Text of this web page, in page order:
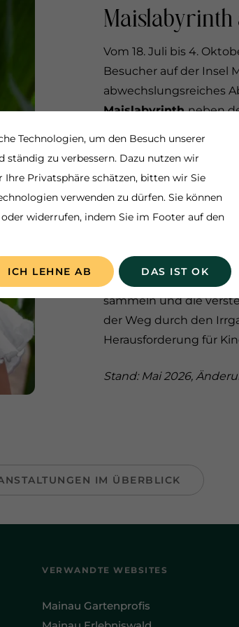
Technologien, um den Besuch unserer
zu verbessern. Dazu nutzen wir
Privatsphäre schätzen, bitten wir Sie
verwenden zu dürfen. Sie können
widerrufen, indem Sie im Footer auf den
ICH LEHNE AB DAS IST OK
Vom 18. Juli bis 4.
Besucher auf der Insel
abwechslungsreiches
Maislabyrinthneben
Auf einer Fläche von
Irrgartendazu ein, sich
zuverirren und die
Doch keine Sorge:
den richtigen Weg
Das Maislabyrinth ist
An mehreren
sammeln und die
der Weg durch den
Herausforderung für
Stand: Mai 2026,
IM ÜBERBLICK
VERWANDTE WEBSITES
Mainau Gartenprofis